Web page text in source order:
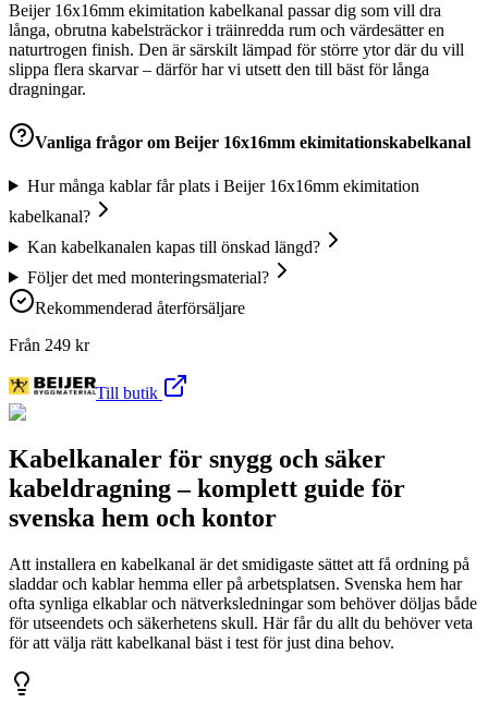
Beijer 16x16mm ekimitation kabelkanal passar dig som vill dra
långa, obrutna kabelsträckor i träinredda rum och värdesätter en
naturtrogen finish. Den är särskilt lämpad för större ytor där du vill
slippa flera skarvar – därför har vi utsett den till bäst för långa
dragningar.
Vanliga frågor om Beijer 16x16mm ekimitationskabelkanal
Hur många kablar får plats i Beijer 16x16mm ekimitation
kabelkanal?
Kan kabelkanalen kapas till önskad längd?
Följer det med monteringsmaterial?
Rekommenderad återförsäljare
Från 249 kr
Till butik
Kabelkanaler för snygg och säker
kabeldragning – komplett guide för
svenska hem och kontor
Att installera en kabelkanal är det smidigaste sättet att få ordning på
sladdar och kablar hemma eller på arbetsplatsen. Svenska hem har
ofta synliga elkablar och nätverksledningar som behöver döljas både
för utseendets och säkerhetens skull. Här får du allt du behöver veta
för att välja rätt kabelkanal bäst i test för just dina behov.